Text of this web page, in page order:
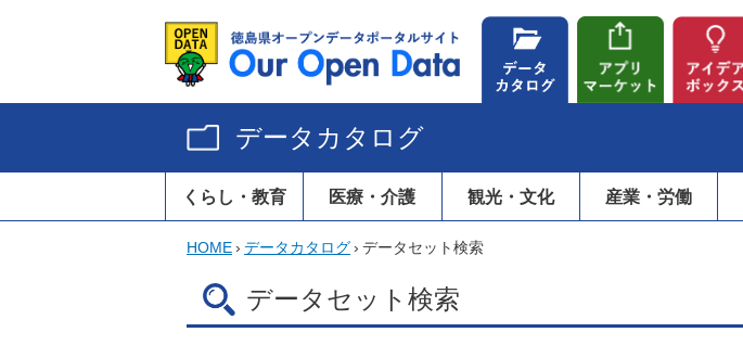
データカタログ
くらし・教育 医療・介護 観光・文化 産業・労働
HOME› データカタログ› データセット検索
データセット検索